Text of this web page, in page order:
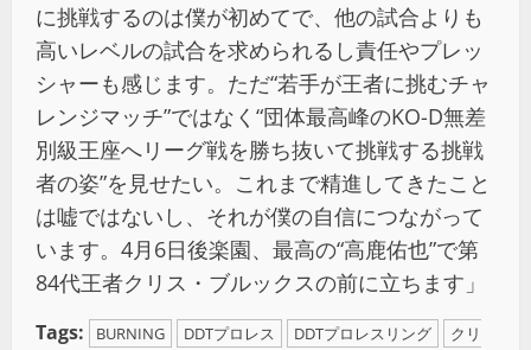
に挑戦するのは僕が初めてで、他の試合よりも
高いレベルの試合を求められるし責任やプレッ
シャーも感じます。ただ“若手が王者に挑むチャ
レンジマッチ”ではなく“団体最高峰のKO-D無差
別級王座へリーグ戦を勝ち抜いて挑戦する挑戦
者の姿”を見せたい。これまで精進してきたこと
は嘘ではないし、それが僕の自信につながって
います。4月6日後楽園、最高の“高鹿佑也”で第
84代王者クリス・ブルックスの前に立ちます」
Tags: BURNING DDTプロレス DDTプロレスリング
クリ